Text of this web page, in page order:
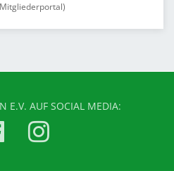
E.V. AUF SOCIAL MEDIA: